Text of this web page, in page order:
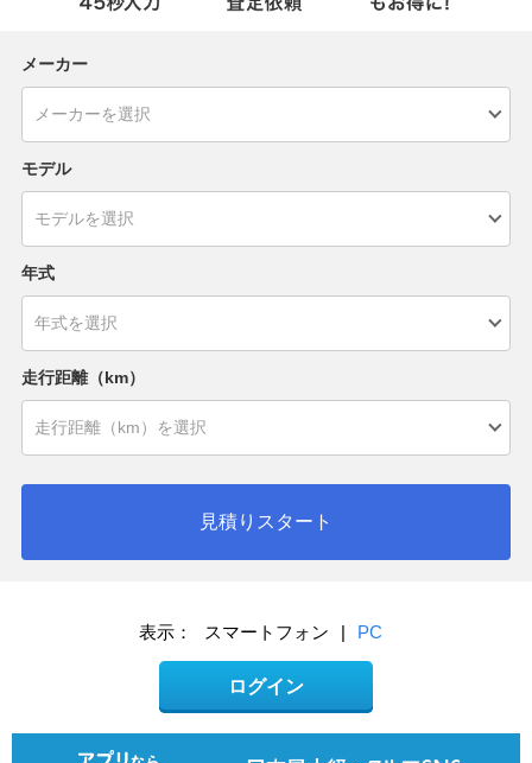
メーカー
モデル
年式
走行距離（km）
見積りスタート
表示： スマートフォン | PC
ログイン